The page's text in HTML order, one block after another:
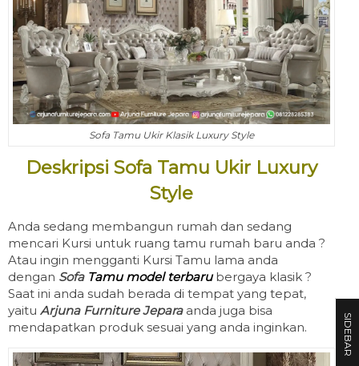
Sofa Tamu Ukir Klasik Luxury Style
Deskripsi Sofa Tamu Ukir Luxury
Style
Anda sedang membangun rumah dan sedang
mencari Kursi untuk ruang tamu rumah baru anda ?
Atau ingin mengganti Kursi Tamu lama anda
dengan Sofa Tamu model terbarubergaya klasik ?
Saat ini anda sudah berada di tempat yang tepat,
yaitu Arjuna Furniture Jeparaanda juga bisa
mendapatkan produk sesuai yang anda inginkan.
SIDEBAR